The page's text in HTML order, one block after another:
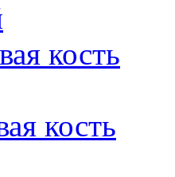
кость
кость